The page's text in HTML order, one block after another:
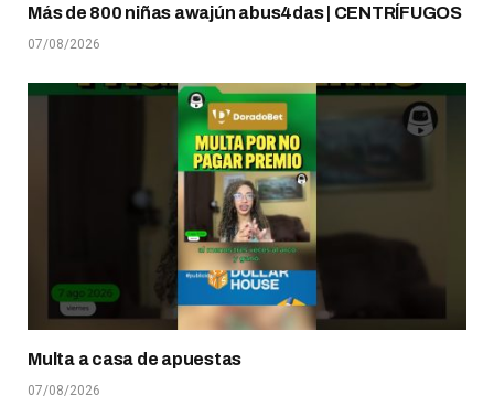
Más de 800 niñas awajún abus4das | CENTRÍFUGOS
07/08/2026
Multa a casa de apuestas
07/08/2026